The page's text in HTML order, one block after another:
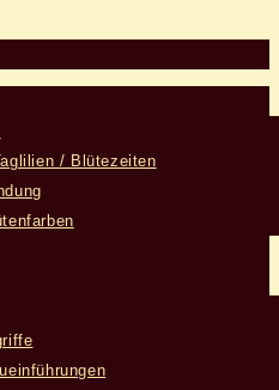
/ Blütezeiten